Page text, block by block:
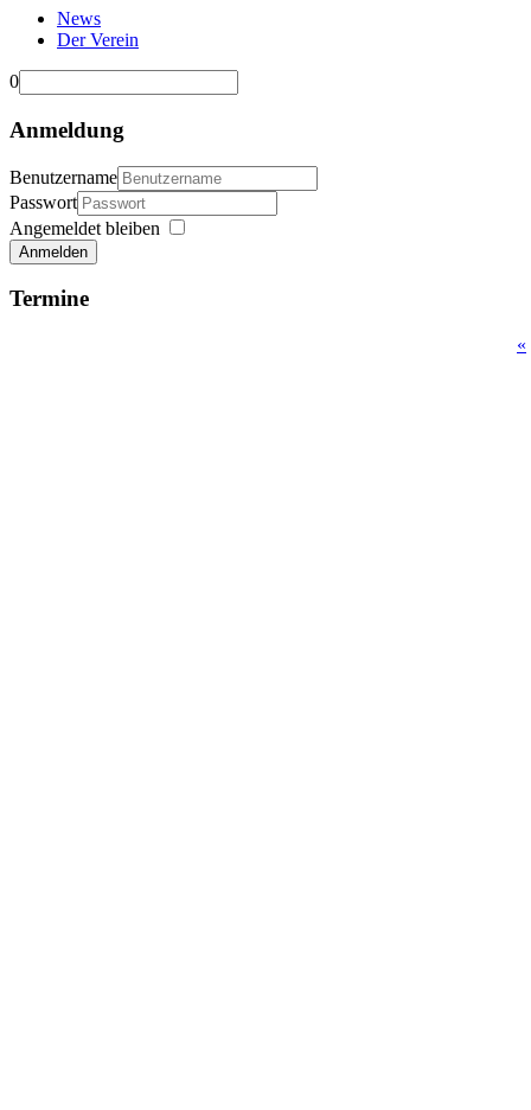
News
Der Verein
0
Anmeldung
Benutzername
Passwort
Angemeldet bleiben
Anmelden
Termine
«